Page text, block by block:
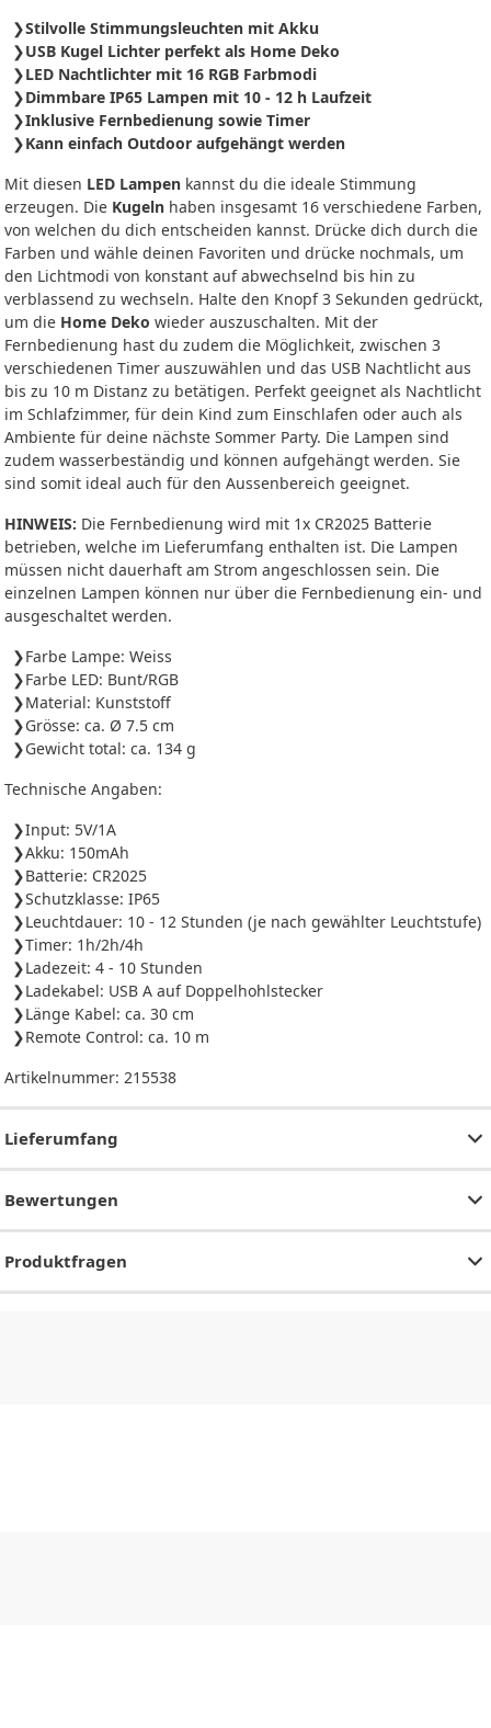
Stilvolle Stimmungsleuchten mit Akku
USB Kugel Lichter perfekt als Home Deko
LED Nachtlichter mit 16 RGB Farbmodi
Dimmbare IP65 Lampen mit 10 - 12 h Laufzeit
Inklusive Fernbedienung sowie Timer
Kann einfach Outdoor aufgehängt werden
Mit diesen LED Lampen kannst du die ideale Stimmung
erzeugen. Die Kugeln haben insgesamt 16 verschiedene Farben,
von welchen du dich entscheiden kannst. Drücke dich durch die
Farben und wähle deinen Favoriten und drücke nochmals, um
den Lichtmodi von konstant auf abwechselnd bis hin zu
verblassend zu wechseln. Halte den Knopf 3 Sekunden gedrückt,
um die Home Deko wieder auszuschalten. Mit der
Fernbedienung hast du zudem die Möglichkeit, zwischen 3
verschiedenen Timer auszuwählen und das USB Nachtlicht aus
bis zu 10 m Distanz zu betätigen. Perfekt geeignet als Nachtlicht
im Schlafzimmer, für dein Kind zum Einschlafen oder auch als
Ambiente für deine nächste Sommer Party. Die Lampen sind
zudem wasserbeständig und können aufgehängt werden. Sie
sind somit ideal auch für den Aussenbereich geeignet.
HINWEIS: Die Fernbedienung wird mit 1x CR2025 Batterie
betrieben, welche im Lieferumfang enthalten ist. Die Lampen
müssen nicht dauerhaft am Strom angeschlossen sein. Die
einzelnen Lampen können nur über die Fernbedienung ein- und
ausgeschaltet werden.
Farbe Lampe: Weiss
Farbe LED: Bunt/RGB
Material: Kunststoff
Grösse: ca. Ø 7.5 cm
Gewicht total: ca. 134 g
Technische Angaben:
Input: 5V/1A
Akku: 150mAh
Batterie: CR2025
Schutzklasse: IP65
Leuchtdauer: 10 - 12 Stunden (je nach gewählter Leuchtstufe)
Timer: 1h/2h/4h
Ladezeit: 4 - 10 Stunden
Ladekabel: USB A auf Doppelhohlstecker
Länge Kabel: ca. 30 cm
Remote Control: ca. 10 m
Artikelnummer: 215538
Lieferumfang
Bewertungen
Produktfragen